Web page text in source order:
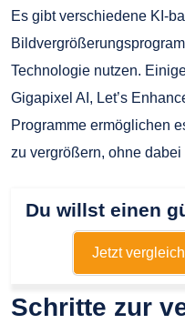
Es gibt verschiedene KI-
Technologie nutzen.
Gigapixel AI, Let’s
Programme ermöglichen
zu vergrößern, ohne
Du willst einen
Jetzt
Schritte zur